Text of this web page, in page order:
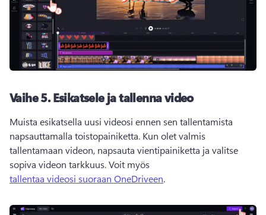
Vaihe 5.Esikatsele ja tallenna video
Muista esikatsella uusi videosi ennen sen tallentamista
napsauttamalla toistopainiketta. Kun olet valmis
tallentamaan videon, napsauta vientipainiketta ja valitse
sopiva videon tarkkuus. Voit myös
tallentaa videosi suoraan OneDriveen.